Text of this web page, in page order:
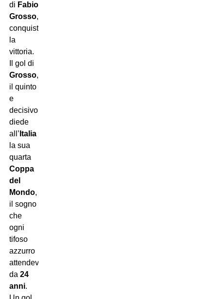
di Fabio
Grosso,
conquistò
la
vittoria.
Il gol di
Grosso,
il quinto
e
decisivo,
diede
all’ Italia
la sua
quarta
Coppa
del
Mondo,
il sogno
che
ogni
tifoso
azzurro
attendeva
da 24
anni.